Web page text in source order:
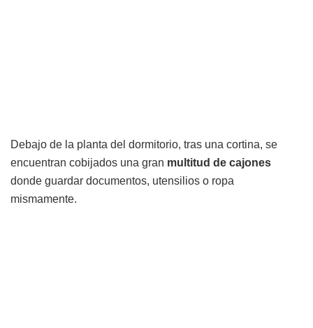
Debajo de la planta del dormitorio, tras una cortina, se
encuentran cobijados una gran multitud de cajones
donde guardar documentos, utensilios o ropa
mismamente.